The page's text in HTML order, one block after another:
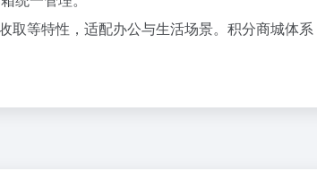
取等特性，适配办公与生活场景。积分商城体系
突发：谷歌AI一夜巨震，Gemini换帅，首席科学家带三个大牛出走创业 17 2 多地要求领导干部带头休假